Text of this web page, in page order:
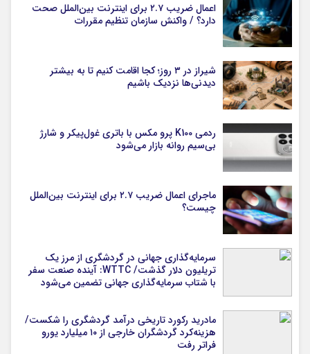
اعمال ضریب ۲.۷ برای اینترنت بین‌الملل صحت
دارد؟ / واکنش سازمان تنظیم مقررات
شیراز در ۳ روز؛ کجا اقامت کنیم تا به بیشتر
دیدنی‌ها نزدیک باشیم
ردمی K100 پرو مکس با باتری غول‌پیکر و شارژ
بی‌سیم روانه بازار می‌شود
ماجرای اعمال ضریب ۲.۷ برای اینترنت بین‌الملل
چیست؟
سرمایه‌گذاری جهانی در گردشگری از مرز یک
تریلیون دلار گذشت/ WTTC: آینده صنعت سفر
با شتاب سرمایه‌گذاری جهانی تضمین می‌شود
مادرید رکورد تاریخی درآمد گردشگری را شکست/
هزینه‌کرد گردشگران خارجی از ۱۰ میلیارد یورو
فراتر رفت